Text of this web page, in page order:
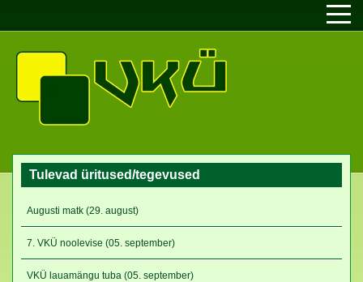
Tulevad üritused/tegevused
Augusti matk (29. august)
7. VKÜ noolevise (05. september)
VKÜ lauamängu tuba (05. september)